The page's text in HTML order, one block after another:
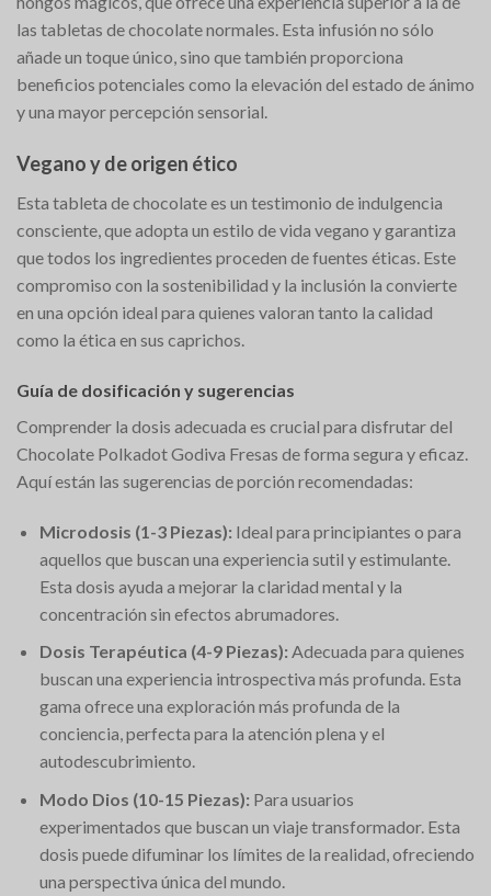
las tabletas de chocolate normales. Esta infusión no sólo
añade un toque único, sino que también proporciona
beneficios potenciales como la elevación del estado de ánimo
y una mayor percepción sensorial.
Vegano y de origen ético
Esta tableta de chocolate es un testimonio de indulgencia
consciente, que adopta un estilo de vida vegano y garantiza
que todos los ingredientes proceden de fuentes éticas. Este
compromiso con la sostenibilidad y la inclusión la convierte
en una opción ideal para quienes valoran tanto la calidad
como la ética en sus caprichos.
Guía de dosificación y sugerencias
Comprender la dosis adecuada es crucial para disfrutar del
Chocolate Polkadot Godiva Fresas de forma segura y eficaz.
Aquí están las sugerencias de porción recomendadas:
Microdosis (1-3 Piezas): Ideal para principiantes o para
aquellos que buscan una experiencia sutil y estimulante.
Esta dosis ayuda a mejorar la claridad mental y la
concentración sin efectos abrumadores.
Dosis Terapéutica (4-9 Piezas): Adecuada para quienes
buscan una experiencia introspectiva más profunda. Esta
gama ofrece una exploración más profunda de la
conciencia, perfecta para la atención plena y el
autodescubrimiento.
Modo Dios (10-15 Piezas): Para usuarios
experimentados que buscan un viaje transformador. Esta
dosis puede difuminar los límites de la realidad, ofreciendo
una perspectiva única del mundo.